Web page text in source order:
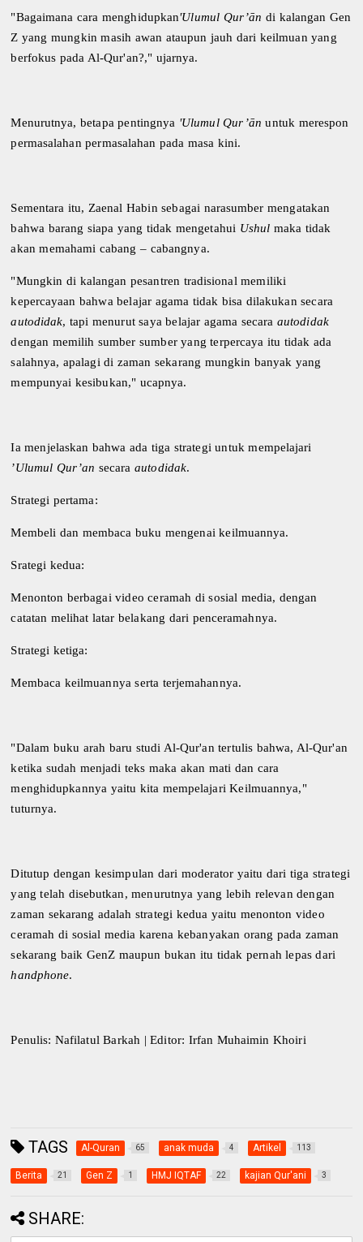
"Bagaimana cara menghidupkan'Ulumul Qur’ān di kalangan Gen
Z yang mungkin masih awan ataupun jauh dari keilmuan yang
berfokus pada Al-Qur'an?," ujarnya.
Menurutnya, betapa pentingnya 'Ulumul Qur’ān untuk merespon
permasalahan permasalahan pada masa kini.
Sementara itu, Zaenal Habin sebagai narasumber mengatakan
bahwa barang siapa yang tidak mengetahui Ushul maka tidak
akan memahami cabang – cabangnya.
"Mungkin di kalangan pesantren tradisional memiliki
kepercayaan bahwa belajar agama tidak bisa dilakukan secara
autodidak, tapi menurut saya belajar agama secara autodidak
dengan memilih sumber sumber yang terpercaya itu tidak ada
salahnya, apalagi di zaman sekarang mungkin banyak yang
mempunyai kesibukan," ucapnya.
Ia menjelaskan bahwa ada tiga strategi untuk mempelajari
’Ulumul Qur’an secaraautodidak.
Strategi pertama:
Membeli dan membaca buku mengenai keilmuannya.
Srategi kedua:
Menonton berbagai video ceramah di sosial media, dengan
catatan melihat latar belakang dari penceramahnya.
Strategi ketiga:
Membaca keilmuannya serta terjemahannya.
"Dalam buku arah baru studi Al-Qur'an tertulis bahwa, Al-Qur'an
ketika sudah menjadi teks maka akan mati dan cara
menghidupkannya yaitu kita mempelajari Keilmuannya,"
tuturnya.
Ditutup dengan kesimpulan dari moderator yaitu dari tiga strategi
yang telah disebutkan, menurutnya yang lebih relevan dengan
zaman sekarang adalah strategi kedua yaitu menonton video
ceramah di sosial media karena kebanyakan orang pada zaman
sekarang baik GenZ maupun bukan itu tidak pernah lepas dari
handphone.
Penulis: Nafilatul Barkah | Editor: Irfan Muhaimin Khoiri
TAGS Al-Quran 65 anak muda 4 Artikel 113
Berita 21 Gen Z 1 HMJ IQTAF 22 kajian Qur'ani 3
SHARE: